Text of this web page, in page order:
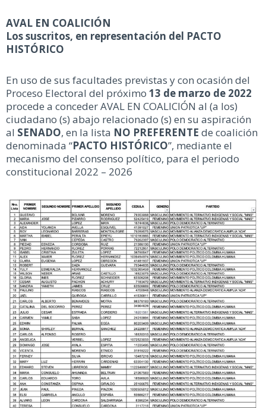
AVAL EN COALICIÓN
Los suscritos, en representación del PACTO
HISTÓRICO
En uso de sus facultades previstas y con ocasión del
Proceso Electoral del próximo 13 de marzo de 2022
procede a conceder AVAL EN COALICIÓN al (a los)
ciudadano (s) abajo relacionado (s) en su aspiración
al SENADO, en la lista NO PREFERENTE de coalición
denominada “PACTO HISTÓRICO”, mediante el
mecanismo del consenso político, para el periodo
constitucional 2022 – 2026